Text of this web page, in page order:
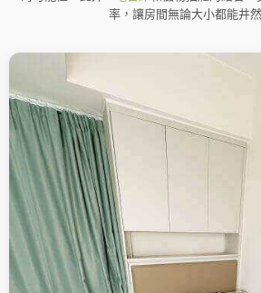
率，讓房間無論大小都能井